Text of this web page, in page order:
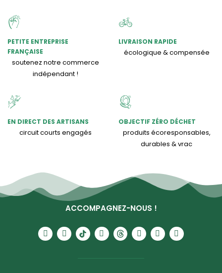
PETITE ENTREPRISE
FRANÇAISE
soutenez notre commerce
indépendant !
LIVRAISON RAPIDE
écologique & compensée
EN DIRECT DES ARTISANS
circuit courts engagés
OBJECTIF ZÉRO DÉCHET
produits écoresponsables,
durables & vrac
ACCOMPAGNEZ-NOUS !